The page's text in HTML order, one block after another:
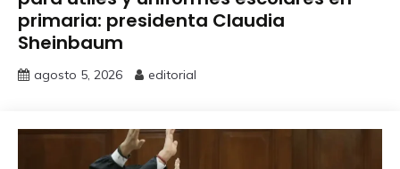
primaria: presidenta Claudia
Sheinbaum
agosto 5, 2026 editorial